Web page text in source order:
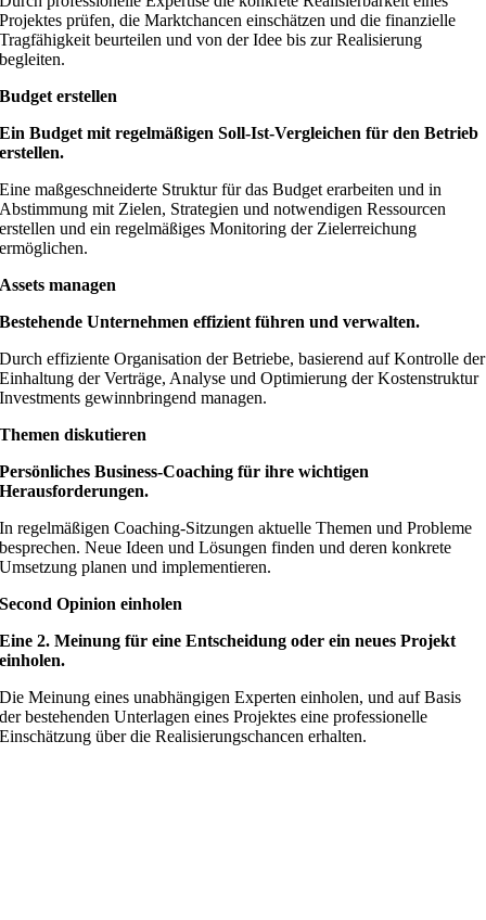
Projektes prüfen, die Marktchancen einschätzen und die finanzielle
Tragfähigkeit beurteilen und von der Idee bis zur Realisierung
begleiten.
Budget erstellen
Ein Budget mit regelmäßigen Soll-Ist-Vergleichen für den Betrieb
erstellen.
Eine maßgeschneiderte Struktur für das Budget erarbeiten und in
Abstimmung mit Zielen, Strategien und notwendigen Ressourcen
erstellen und ein regelmäßiges Monitoring der Zielerreichung
ermöglichen.
Assets managen
Bestehende Unternehmen effizient führen und verwalten.
Durch effiziente Organisation der Betriebe, basierend auf Kontrolle der
Einhaltung der Verträge, Analyse und Optimierung der Kostenstruktur
Investments gewinnbringend managen.
Themen diskutieren
Persönliches Business-Coaching für ihre wichtigen
Herausforderungen.
In regelmäßigen Coaching-Sitzungen aktuelle Themen und Probleme
besprechen. Neue Ideen und Lösungen finden und deren konkrete
Umsetzung planen und implementieren.
Second Opinion einholen
Eine 2. Meinung für eine Entscheidung oder ein neues Projekt
einholen.
Die Meinung eines unabhängigen Experten einholen, und auf Basis
der bestehenden Unterlagen eines Projektes eine professionelle
Einschätzung über die Realisierungschancen erhalten.